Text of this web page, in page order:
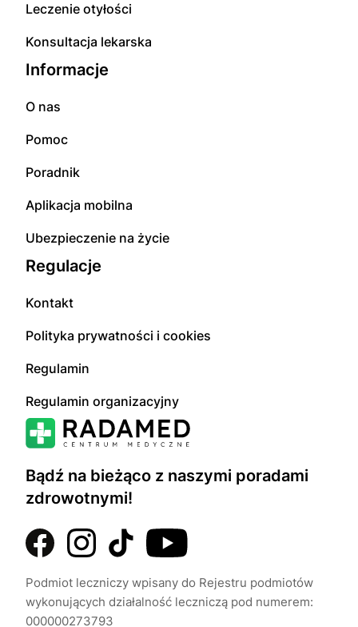
Bądź na bieżąco z naszymi poradami
zdrowotnymi!
Podmiot leczniczy wpisany do Rejestru podmiotów
wykonujących działalność leczniczą pod numerem:
000000273793
Leczenie otyłości
Konsultacja lekarska
Informacje
O nas
Pomoc
Poradnik
Aplikacja mobilna
Ubezpieczenie na życie
Regulacje
Kontakt
Polityka prywatności i cookies
Regulamin
Regulamin organizacyjny